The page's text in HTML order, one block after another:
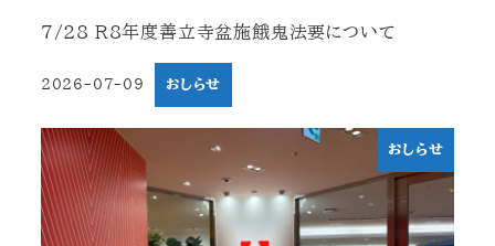
7/28 R8年度善立寺盆施餓鬼法要について
2026-07-09 おしらせ
おしらせ